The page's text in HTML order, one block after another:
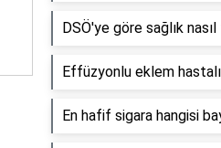
DSÖ'ye göre sağlık nasıl
Effüzyonlu eklem
En hafif sigara hangisi